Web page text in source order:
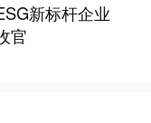
新标杆企业
官